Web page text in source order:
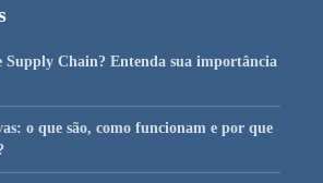
Supply Chain? Entenda sua importância
o que são, como funcionam e por que